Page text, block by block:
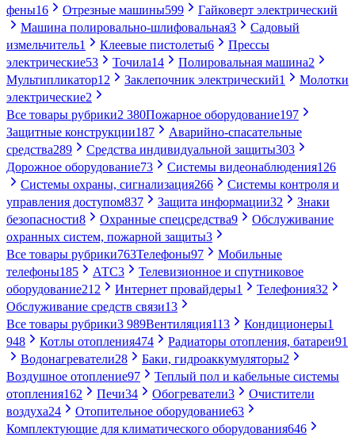
фены16 Отрезные машины599
Гайковерт электрический
Машина полировально-шлифовальная3
Садовый
измельчитель1 Клеевые пистолеты6
Прессы
электрические53 Точила14 Полировальная машина2
Мультипликатор12 Заклепочник электрический1
Молотки
электрические2
Все товары рубрики2 380Пожарное оборудование197
Защитные конструкции187
Аварийно-спасательные
средства289 Средства индивидуальной защиты303
Дорожное оборудование73 Системы видеонаблюдения126
Системы охраны, сигнализация266
Системы контроля и
управления доступом837 Защита информации32
Знаки
безопасности8 Охранные спецсредства9
Обслуживание
охранных систем, пожарной защиты3
Все товары рубрики763Телефоны97
Мобильные
телефоны185 АТС3
Телевизионное и спутниковое
оборудование212 Интернет провайдеры1 Телефония32
Обслуживание средств связи13
Все товары рубрики3 989Вентиляция113 Кондиционеры1
948
Котлы отопления474 Радиаторы отопления, батареи91
Водонагреватели28 Баки, гидроаккумуляторы2
Воздушное отопление97
Теплый пол и кабельные системы
отопления162 Печи34 Обогреватели3
Очистители
воздуха24 Отопительное оборудование63
Комплектующие для климатического оборудования646